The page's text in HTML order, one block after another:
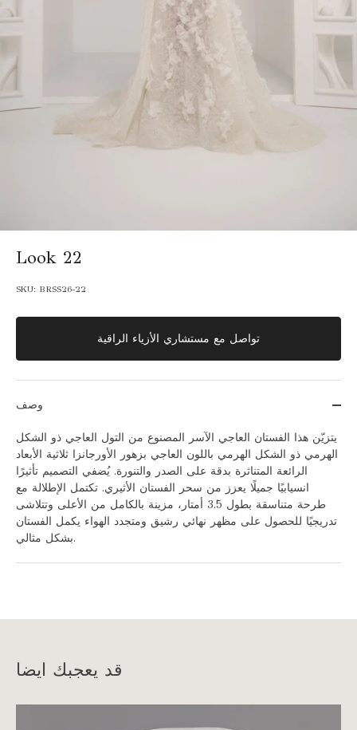
Look 22
SKU: BRSS26-22
تواصل مع مستشاري الأزياء الراقية
وصف
يتزيّن هذا الفستان العاجي الآسر المصنوع من التول العاجي ذو الشكل
الهرمي ذو الشكل الهرمي باللون العاجي بزهور الأورجانزا ثلاثية الأبعاد
الرائعة المتناثرة بدقة على الصدر والتنورة. يُضفي التصميم تأثيرًا
انسيابيًا جميلًا يعزز من سحر الفستان الأثيري. تكتمل الإطلالة مع
طرحة متناسقة بطول 3.5 أمتار، مزينة بالكامل من الأعلى وتتلاشى
تدريجيًا للحصول على مظهر نهائي رشيق ومتجدد الهواء يكمل الفستان
بشكل مثالي.
قد يعجبك ايضا